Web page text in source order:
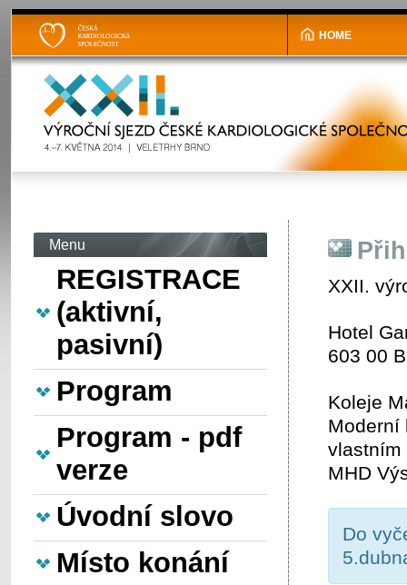
HOME
Menu
REGISTRACE
(aktivní,
pasivní)
Program
Program - pdf
verze
Úvodní slovo
Místo konání
XXII.
Hotel
603 00
Koleje
Moderní
vlastním
MHD
Do